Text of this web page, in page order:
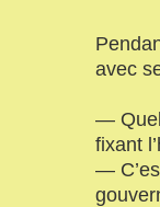
avec
—
fixant
—